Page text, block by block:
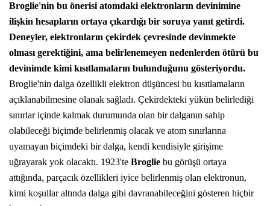
Broglie'nin bu önerisi atomdaki elektronların devinimine
ilişkin hesapların ortaya çıkardığı bir soruya yanıt getirdi.
Deneyler, elektronların çekirdek çevresinde devinmekte
olması gerektiğini, ama belirlenemeyen nedenlerden ötürü bu
devinimde kimi kısıtlamaların bulunduğunu gösteriyordu.
Broglie'nin dalga özellikli elektron düşüncesi bu kısıtlamaların
açıklanabilmesine olanak sağladı. Çekirdekteki yükün belirlediği
sınırlar içinde kalmak durumunda olan bir dalganın sahip
olabileceği biçimde belirlenmiş olacak ve atom sınırlarına
uyamayan biçimdeki bir dalga, kendi kendisiyle girişime
uğrayarak yok olacaktı. 1923'te Broglie bu görüşü ortaya
attığında, parçacık özellikleri iyice belirlenmiş olan elektronun,
kimi koşullar altında dalga gibi davranabileceğini gösteren hiçbir